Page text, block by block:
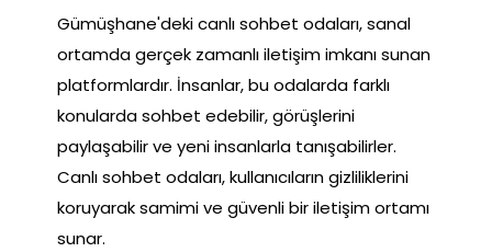
Gümüşhane'deki canlı sohbet odaları, sanal
ortamda gerçek zamanlı iletişim imkanı sunan
platformlardır. İnsanlar, bu odalarda farklı
konularda sohbet edebilir, görüşlerini
paylaşabilir ve yeni insanlarla tanışabilirler.
Canlı sohbet odaları, kullanıcıların gizliliklerini
koruyarak samimi ve güvenli bir iletişim ortamı
sunar.